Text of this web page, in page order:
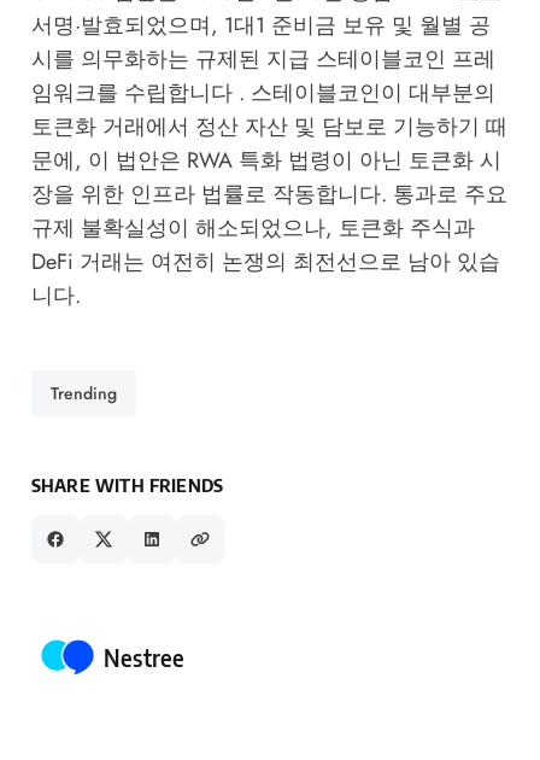
서명·발효되었으며, 1대1 준비금 보유 및 월별 공
시를 의무화하는 규제된 지급 스테이블코인 프레
임워크를 수립합니다 . 스테이블코인이 대부분의
토큰화 거래에서 정산 자산 및 담보로 기능하기 때
문에, 이 법안은 RWA 특화 법령이 아닌 토큰화 시
장을 위한 인프라 법률로 작동합니다. 통과로 주요
규제 불확실성이 해소되었으나, 토큰화 주식과
DeFi 거래는 여전히 논쟁의 최전선으로 남아 있습
니다.
Trending
SHARE WITH FRIENDS
Posted by
Nestree